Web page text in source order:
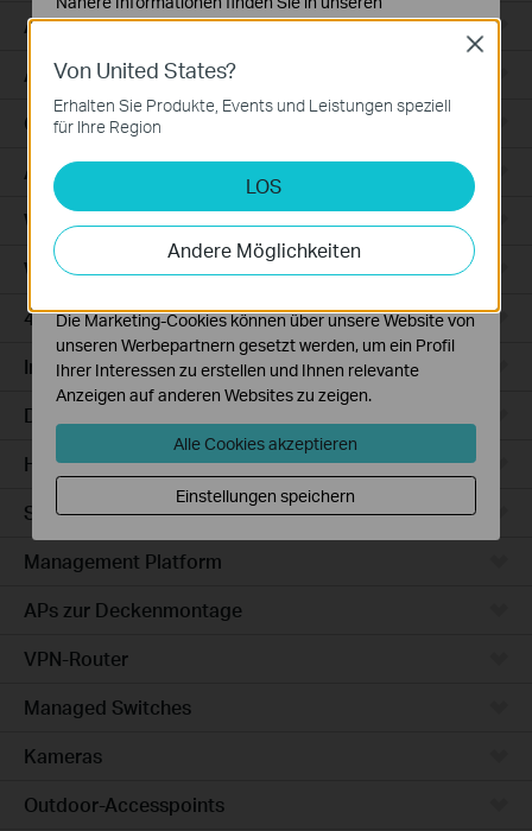
Access
Access Pro
GPON
Agile
Wired Gateways
WiFi Gateways
4G/5G WiFi Gateways
Integrated Gateways
DSL Gateways
Hardware
Software
Management Platform
APs zur Deckenmontage
VPN-Router
Managed Switches
Kameras
Outdoor-Accesspoints
Von United States?
Erhalten Sie Produkte, Events und Leistungen speziell
für Ihre Region
LOS
Andere Möglichkeiten
Close
Datenschutzhinweisen.
Notwendige Cookies
erforderlich und können in Ihren Systemen nicht
Analyse- und Marketing-Cookies
Analyse-Cookies ermöglichen es uns, Ihre Aktivitäten
auf unserer Website zu analysieren, um die
Funktionsweise unserer Website zu verbessern und
Die Marketing-Cookies können über unsere Website von
unseren Werbepartnern gesetzt werden, um ein Profil
Ihrer Interessen zu erstellen und Ihnen relevante
Anzeigen auf anderen Websites zu zeigen.
Alle Cookies akzeptieren
Einstellungen speichern